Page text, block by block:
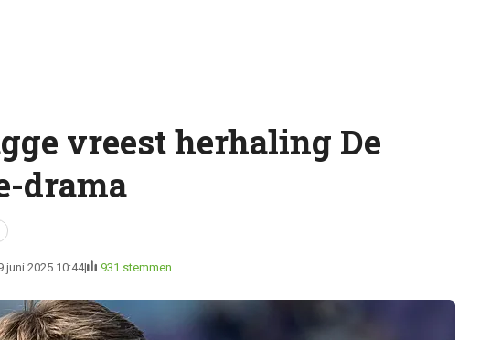
vreest herhaling De
drama
juni 2025 10:44 931 stemmen